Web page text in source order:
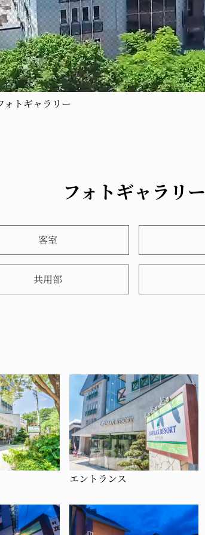
ォトギャラリー
フォトギャラリー
客室
共用部
エントランス